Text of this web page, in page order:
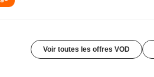
Voir toutes les offres VOD